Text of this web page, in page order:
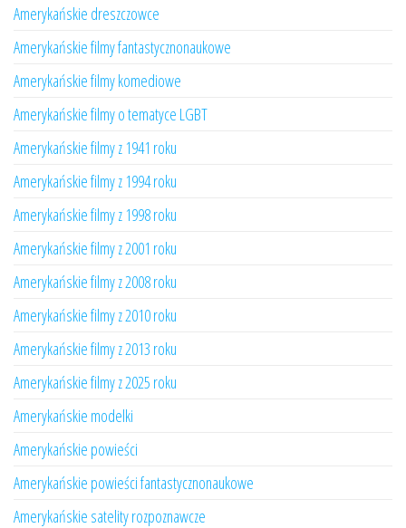
Amerykańskie dreszczowce
Amerykańskie filmy fantastycznonaukowe
Amerykańskie filmy komediowe
Amerykańskie filmy o tematyce LGBT
Amerykańskie filmy z 1941 roku
Amerykańskie filmy z 1994 roku
Amerykańskie filmy z 1998 roku
Amerykańskie filmy z 2001 roku
Amerykańskie filmy z 2008 roku
Amerykańskie filmy z 2010 roku
Amerykańskie filmy z 2013 roku
Amerykańskie filmy z 2025 roku
Amerykańskie modelki
Amerykańskie powieści
Amerykańskie powieści fantastycznonaukowe
Amerykańskie satelity rozpoznawcze